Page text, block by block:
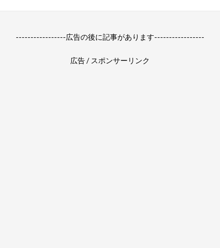
-----------------広告の後に記事があります-----------------
広告 / スポンサーリンク